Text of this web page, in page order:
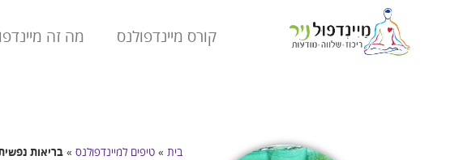
קורס מיינדפולנס מה זה
בית »טיפים למיינדפולנס »בריאות